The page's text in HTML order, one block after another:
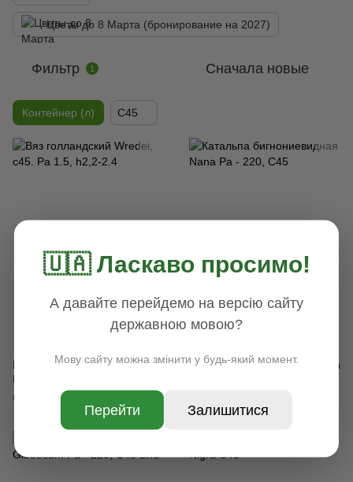
Цветы до 8 Марта (бронирование на 2027)
Фильтр 1 Сначала новые
Контейнер (л) С45
Вяз голландский Wredei, с45.
6 500 грн
Хит
Катальпа бигнониевидная Nana
🇺🇦 Ласкаво просимо!
А давайте перейдемо на версію сайту
державною мовою?
Мову сайту можна змінити у будь-який момент.
Перейти Залишитися